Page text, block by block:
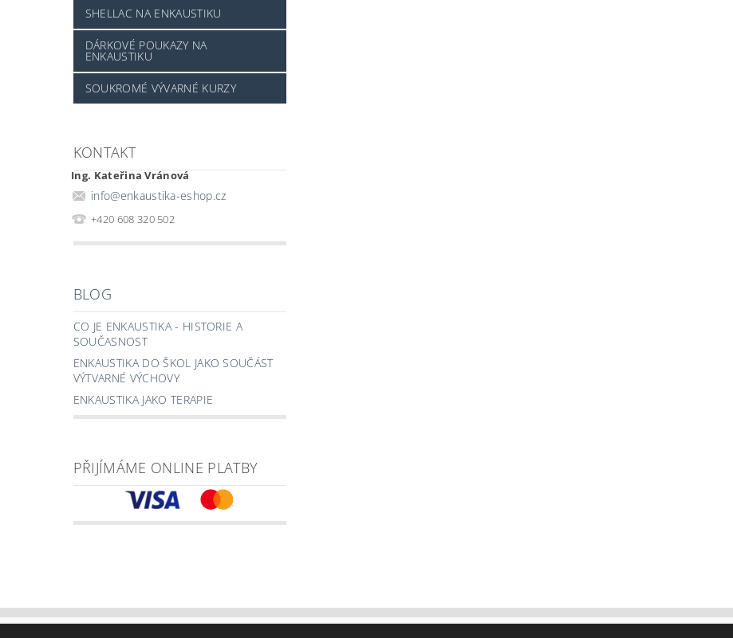
SHELLAC NA ENKAUSTIKU
DÁRKOVÉ POUKAZY NA
ENKAUSTIKU
SOUKROMÉ VÝVARNÉ KURZY
KONTAKT
Ing. Kateřina Vránová
info@enkaustika-eshop.cz
+420 608 320 502
BLOG
CO JE ENKAUSTIKA - HISTORIE A
SOUČASNOST
ENKAUSTIKA DO ŠKOL JAKO SOUČÁST
VÝTVARNÉ VÝCHOVY
ENKAUSTIKA JAKO TERAPIE
PŘIJÍMÁME ONLINE PLATBY